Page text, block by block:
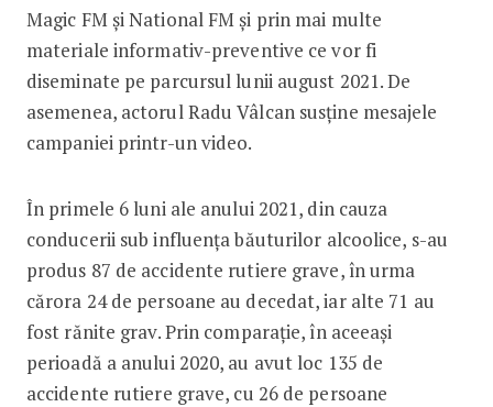
Magic FM și National FM și prin mai multe
materiale informativ-preventive ce vor fi
diseminate pe parcursul lunii august 2021. De
asemenea, actorul Radu Vâlcan susține mesajele
campaniei printr-un video.
În primele 6 luni ale anului 2021, din cauza
conducerii sub influența băuturilor alcoolice, s-au
produs 87 de accidente rutiere grave, în urma
cărora 24 de persoane au decedat, iar alte 71 au
fost rănite grav. Prin comparație, în aceeași
perioadă a anului 2020, au avut loc 135 de
accidente rutiere grave, cu 26 de persoane